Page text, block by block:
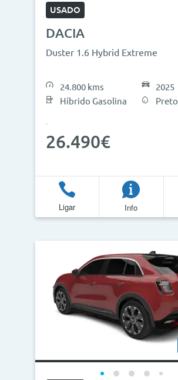
USADO
DACIA
Duster 1.6 Hybrid Extreme
24.800 kms
Híbrido Gasolina
2025
Preto
26.490€
Ligar Info